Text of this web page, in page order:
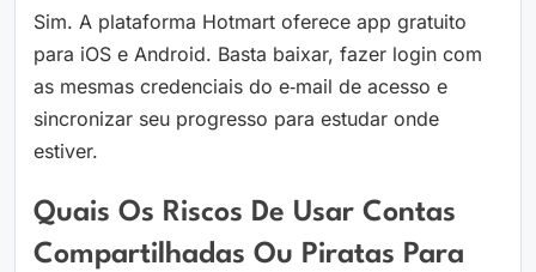
Sim. A plataforma Hotmart oferece app gratuito
para iOS e Android. Basta baixar, fazer login com
as mesmas credenciais do e‑mail de acesso e
sincronizar seu progresso para estudar onde
estiver.
Quais Os Riscos De Usar Contas
Compartilhadas Ou Piratas Para